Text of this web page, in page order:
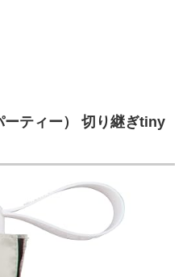
ティー） 切り継ぎtiny